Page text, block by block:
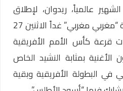
عالمياً، ريدوان، لإطلاق
أغنيته الجديدة الاستثنائية “مغربي مغربي” غداً الاثنين 27
قرعة كأس الأمم الأفريقية
بمثابة النشيد الخاص
في البطولة الأفريقية وبقية